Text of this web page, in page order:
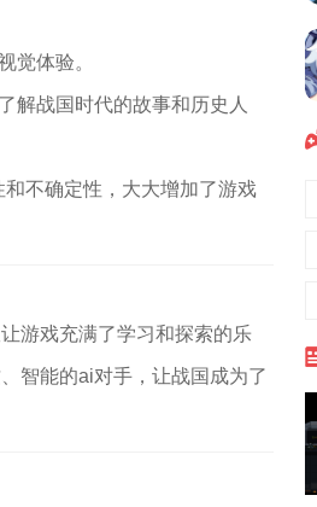
觉体验。
解战国时代的故事和历史人
不确定性，大大增加了游戏
游戏充满了学习和探索的乐
智能的ai对手，让战国成为了